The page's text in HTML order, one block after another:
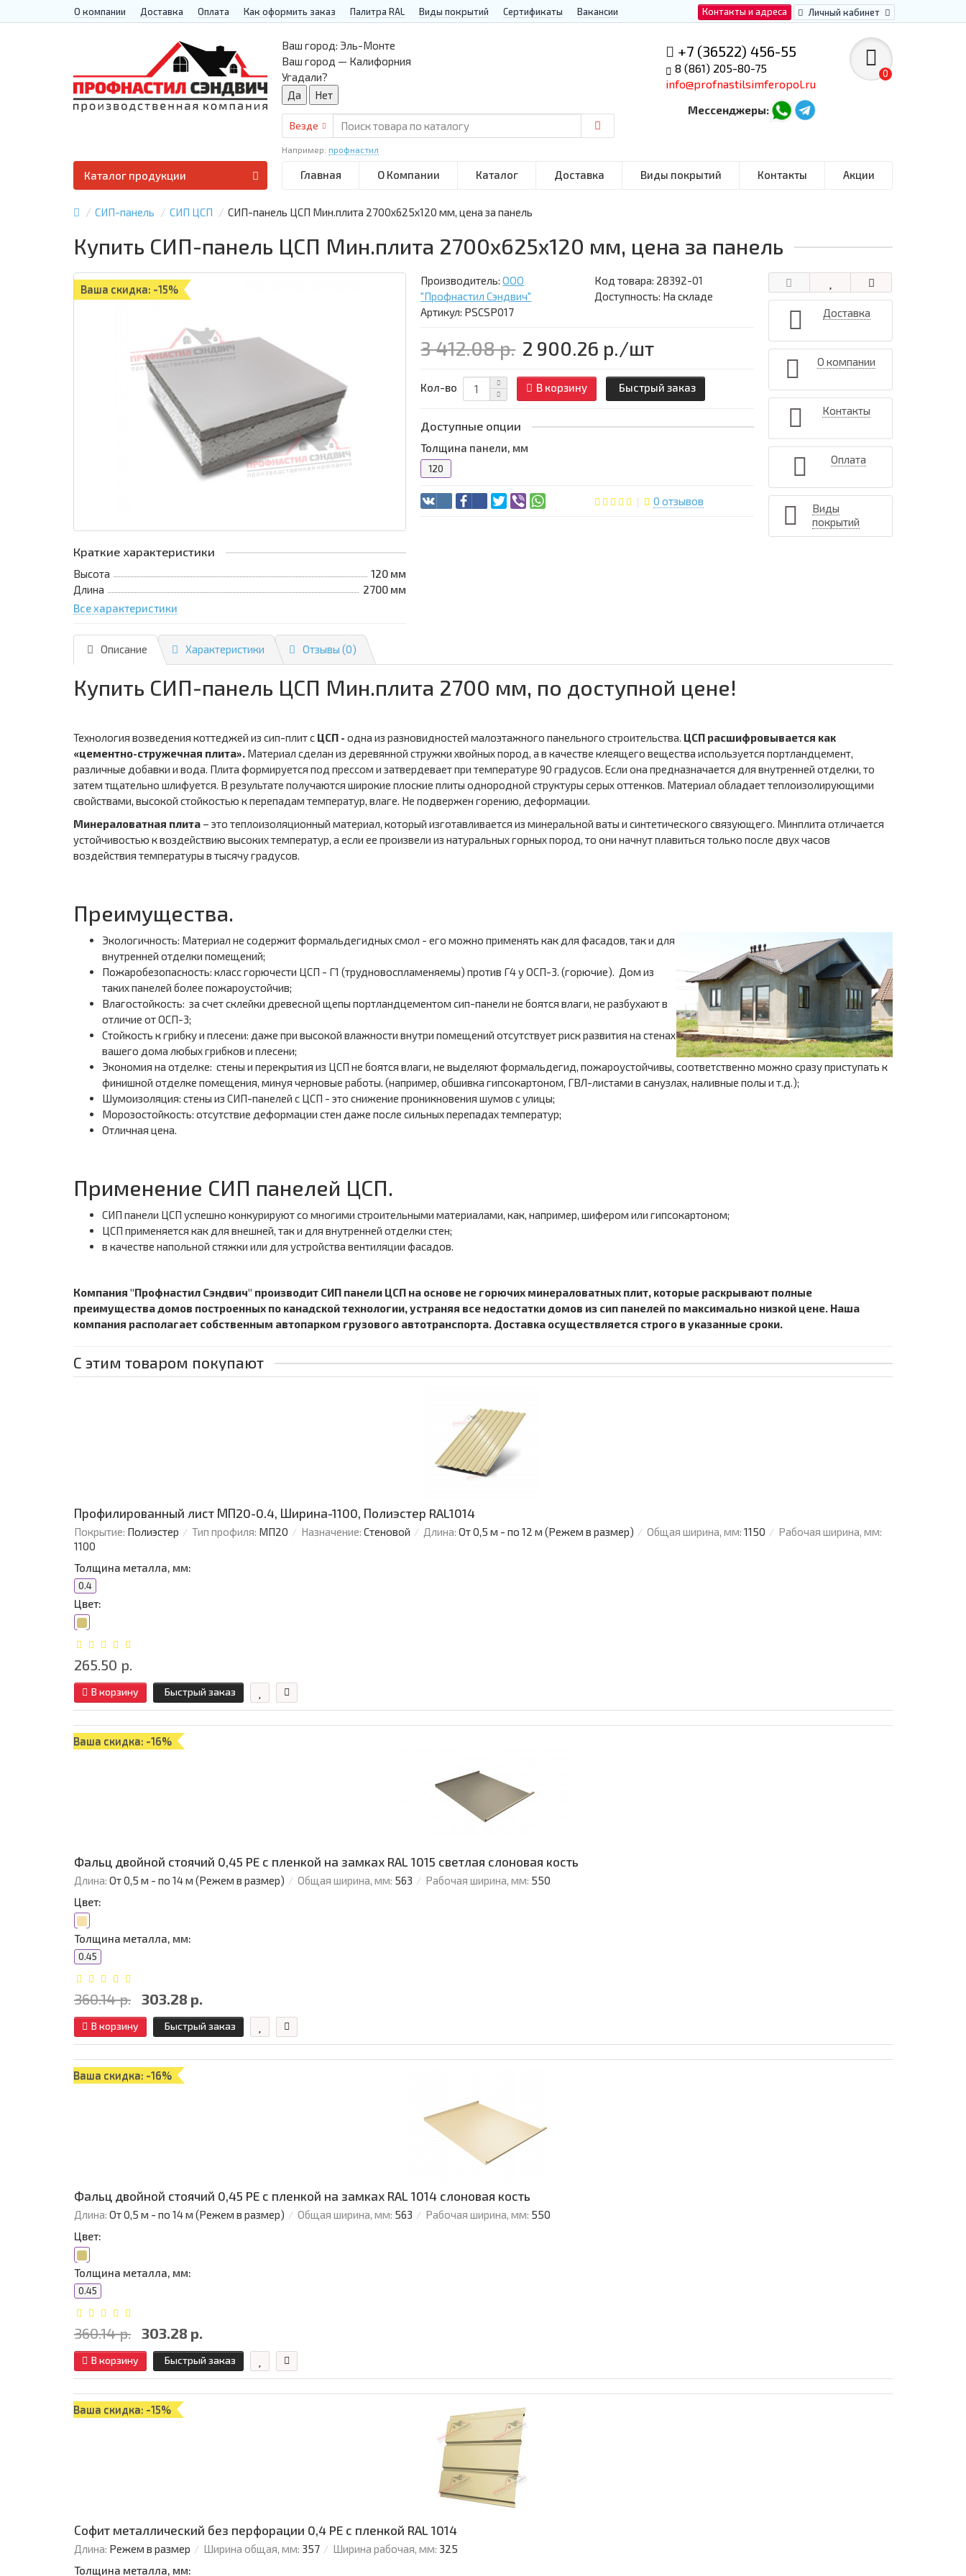
Контакты и адреса Личный кабинет
О компании Доставка Оплата Как оформить заказ Палитра RAL Виды покрытий Сертификаты Вакансии
+7 (36522) 456-55
8 (861) 205-80-75
info@profnastilsimferopol.ru
Мессенджеры:
0
Ваш город: Эль-Монте
Ваш город — Калифорния
Угадали?
Везде
Например: профнастил
Главная О Компании Каталог Доставка Виды покрытий Контакты Акции
Каталог продукции
СИП-панель СИП ЦСП СИП-панель ЦСП Мин.плита 2700x625x120 мм, цена за панель
Купить СИП-панель ЦСП Мин.плита 2700x625x120 мм, цена за панель
Ваша скидка: -15%
Краткие характеристики
Высота
120 мм
Длина
2700 мм
Все характеристики
Производитель:ООО
"Профнастил Сэндвич"
Код товара: 28392-01
Доступность: На складе
Артикул: PSCSP017
3 412.08 р. 2 900.26 р./шт
Кол-во В корзину Быстрый заказ
Доступные опции
Толщина панели, мм
120
0 отзывов
Доставка
О компании
Контакты
Оплата
Виды
покрытий
Описание Характеристики Отзывы (0)
Купить СИП-панель ЦСП Мин.плита 2700 мм, по доступной цене!
Технология возведения коттеджей из сип-плит с ЦСП - одна из разновидностей малоэтажного панельного строительства. ЦСП расшифровывается как
«цементно-стружечная плита». Материал сделан из деревянной стружки хвойных пород, а в качестве клеящего вещества используется портландцемент,
различные добавки и вода. Плита формируется под прессом и затвердевает при температуре 90 градусов. Если она предназначается для внутренней отделки, то
затем тщательно шлифуется. В результате получаются широкие плоские плиты однородной структуры серых оттенков. Материал обладает теплоизолирующими
свойствами, высокой стойкостью к перепадам температур, влаге. Не подвержен горению, деформации.
Минераловатная плита – это теплоизоляционный материал, который изготавливается из минеральной ваты и синтетического связующего. Минплита отличается
устойчивостью к воздействию высоких температур, а если ее произвели из натуральных горных пород, то они начнут плавиться только после двух часов
воздействия температуры в тысячу градусов.
Преимущества.
Экологичность: Материал не содержит формальдегидных смол - его можно применять как для фасадов, так и для
внутренней отделки помещений;
Пожаробезопасность: класс горючести ЦСП - Г1 (трудновоспламеняемы) против Г4 у ОСП-3. (горючие). Дом из
таких панелей более пожароустойчив;
Влагостойкость: за счет склейки древесной щепы портландцементом сип-панели не боятся влаги, не разбухают в
отличие от ОСП-3;
Стойкость к грибку и плесени: даже при высокой влажности внутри помещений отсутствует риск развития на стенах
вашего дома любых грибков и плесени;
Экономия на отделке: стены и перекрытия из ЦСП не боятся влаги, не выделяют формальдегид, пожароустойчивы, соответственно можно сразу приступать к
финишной отделке помещения, минуя черновые работы. (например, обшивка гипсокартоном, ГВЛ-листами в санузлах, наливные полы и т.д.);
Шумоизоляция: стены из СИП-панелей с ЦСП - это снижение проникновения шумов с улицы;
Морозостойкость: отсутствие деформации стен даже после сильных перепадах температур;
Отличная цена.
Применение СИП панелей ЦСП.
СИП панели ЦСП успешно конкурируют со многими строительными материалами, как, например, шифером или гипсокартоном;
ЦСП применяется как для внешней, так и для внутренней отделки стен;
в качестве напольной стяжки или для устройства вентиляции фасадов.
Компания "Профнастил Сэндвич" производит СИП панели ЦСП на основе не горючих минераловатных плит, которые раскрывают полные
преимущества домов построенных по канадской технологии, устраняя все недостатки домов из сип панелей по максимально низкой цене. Наша
компания располагает собственным автопарком грузового автотранспорта. Доставка осуществляется строго в указанные сроки.
С этим товаром покупают
Профилированный лист МП20-0.4, Ширина-1100, Полиэстер RAL1014
Покрытие: Полиэстер Тип профиля: МП20 Назначение: Стеновой Длина: От 0,5 м - по 12 м (Режем в размер) Общая ширина, мм: 1150
Рабочая ширина, мм:
1100
Толщина металла, мм:
0.4
Цвет:
265.50 р.
В корзину Быстрый заказ
Ваша скидка: -16%
Фальц двойной стоячий 0,45 PE с пленкой на замках RAL 1015 светлая слоновая кость
Длина: От 0,5 м - по 14 м (Режем в размер) Общая ширина, мм: 563 Рабочая ширина, мм: 550
Цвет:
Толщина металла, мм:
0.45
360.14 р. 303.28 р.
В корзину Быстрый заказ
Ваша скидка: -16%
Фальц двойной стоячий 0,45 PE с пленкой на замках RAL 1014 слоновая кость
Длина: От 0,5 м - по 14 м (Режем в размер) Общая ширина, мм: 563 Рабочая ширина, мм: 550
Цвет:
Толщина металла, мм:
0.45
360.14 р. 303.28 р.
В корзину Быстрый заказ
Ваша скидка: -15%
Софит металлический без перфорации 0,4 PE с пленкой RAL 1014
Длина: Режем в размер Ширина общая, мм: 357 Ширина рабочая, мм: 325
Толщина металла, мм: